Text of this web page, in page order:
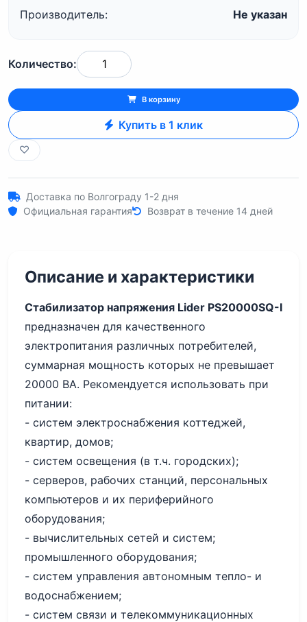
Производитель: Не указан
Количество:
В корзину
Купить в 1 клик
Доставка по Волгограду 1-2 дня
Официальная гарантия
Возврат в течение 14 дней
Описание и характеристики
Стабилизатор напряжения Lider PS20000SQ-I
предназначен для качественного
электропитания различных потребителей,
суммарная мощность которых не превышает
20000 ВА. Рекомендуется использовать при
питании:
- систем электроснабжения коттеджей,
квартир, домов;
- систем освещения (в т.ч. городских);
- серверов, рабочих станций, персональных
компьютеров и их периферийного
оборудования;
- вычислительных сетей и систем;
промышленного оборудования;
- систем управления автономным тепло- и
водоснабжением;
- систем связи и телекоммуникационных